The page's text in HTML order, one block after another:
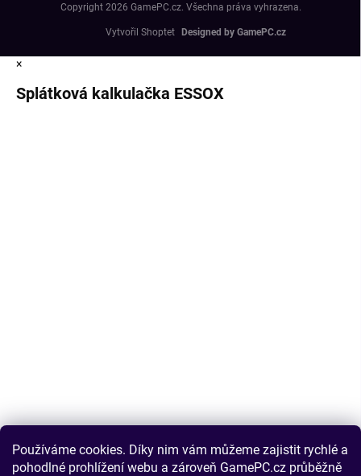
Používáme cookies. Díky nim vám můžeme zajistit rychlé a
pohodlné prohlížení webu a zároveň GamePC.cz průběžně
Vytvořil Shoptet
Copyright 2026 GamePC.cz. Všechna práva vyhrazena.
×
Splátková kalkulačka ESSOX